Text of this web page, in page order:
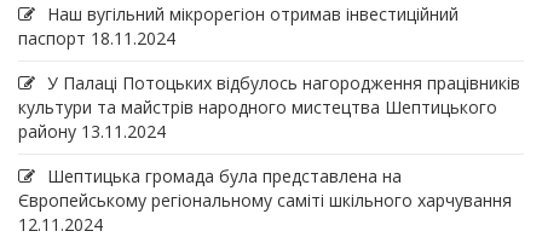
Наш вугільний мікрорегіон отримав інвеcтиційний
паспорт 18.11.2024
У Палаці Потоцьких відбулось нагородження працівників
культури та майстрів народного мистецтва Шептицького
району 13.11.2024
Шептицька громада була представлена на
Європейському регіональному саміті шкільного харчування
12.11.2024